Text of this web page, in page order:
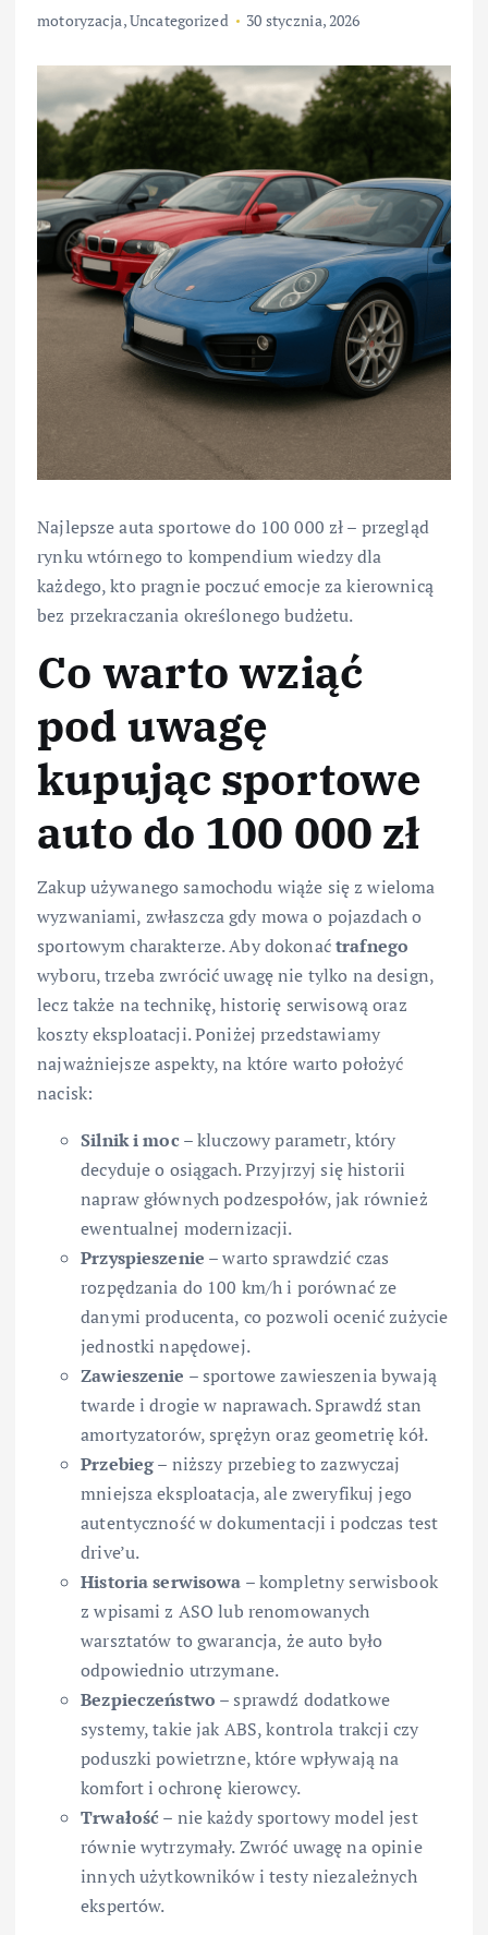
motoryzacja,Uncategorized 30 stycznia, 2026
Najlepsze auta sportowe do 100 000 zł – przegląd
rynku wtórnego to kompendium wiedzy dla
każdego, kto pragnie poczuć emocje za kierownicą
bez przekraczania określonego budżetu.
Co warto wziąć
pod uwagę
kupując sportowe
auto do 100 000 zł
Zakup używanego samochodu wiąże się z wieloma
wyzwaniami, zwłaszcza gdy mowa o pojazdach o
sportowym charakterze. Aby dokonaćtrafnego
wyboru, trzeba zwrócić uwagę nie tylko na design,
lecz także na technikę, historię serwisową oraz
koszty eksploatacji. Poniżej przedstawiamy
najważniejsze aspekty, na które warto położyć
nacisk:
Silnik i moc – kluczowy parametr, który
decyduje o osiągach. Przyjrzyj się historii
napraw głównych podzespołów, jak również
ewentualnej modernizacji.
Przyspieszenie – warto sprawdzić czas
rozpędzania do 100 km/h i porównać ze
danymi producenta, co pozwoli ocenić zużycie
jednostki napędowej.
Zawieszenie – sportowe zawieszenia bywają
twarde i drogie w naprawach. Sprawdź stan
amortyzatorów, sprężyn oraz geometrię kół.
Przebieg– niższy przebieg to zazwyczaj
mniejsza eksploatacja, ale zweryfikuj jego
autentyczność w dokumentacji i podczas test
drive’u.
Historia serwisowa – kompletny serwisbook
z wpisami z ASO lub renomowanych
warsztatów to gwarancja, że auto było
odpowiednio utrzymane.
Bezpieczeństwo – sprawdź dodatkowe
systemy, takie jak ABS, kontrola trakcji czy
poduszki powietrzne, które wpływają na
komfort i ochronę kierowcy.
Trwałość – nie każdy sportowy model jest
równie wytrzymały. Zwróć uwagę na opinie
innych użytkowników i testy niezależnych
ekspertów.